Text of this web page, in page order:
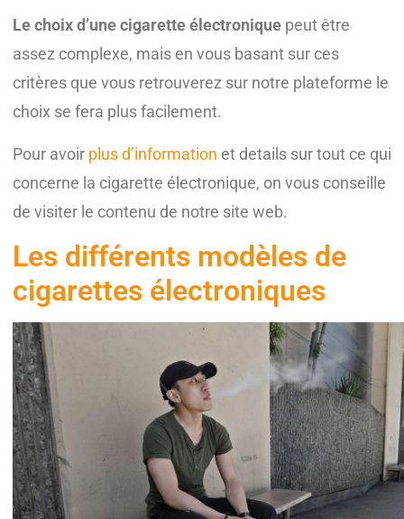
Le choix d’une cigarette électronique peut être
assez complexe, mais en vous basant sur ces
critères que vous retrouverez sur notre plateforme le
choix se fera plus facilement.
Pour avoir plus d’information et details sur tout ce qui
concerne la cigarette électronique, on vous conseille
de visiter le contenu de notre site web.
Les différents modèles de
cigarettes électroniques